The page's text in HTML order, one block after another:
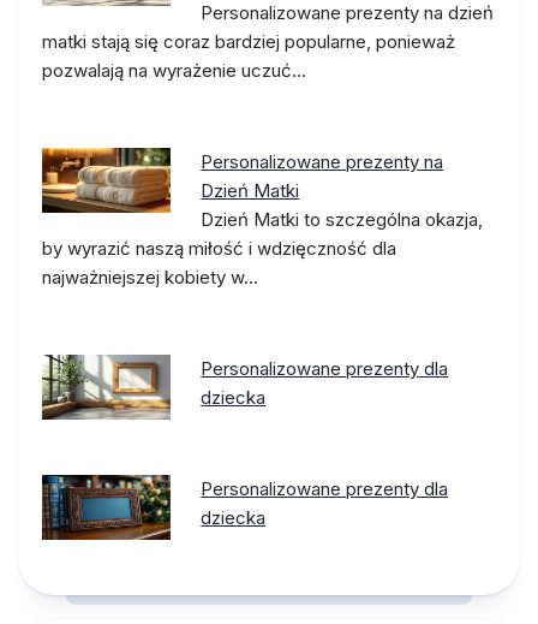
Personalizowane prezenty na dzień
matki stają się coraz bardziej popularne, ponieważ
pozwalają na wyrażenie uczuć…
Personalizowane prezenty na
Dzień Matki
Dzień Matki to szczególna okazja,
by wyrazić naszą miłość i wdzięczność dla
najważniejszej kobiety w…
Personalizowane prezenty dla
dziecka
Personalizowane prezenty dla
dziecka